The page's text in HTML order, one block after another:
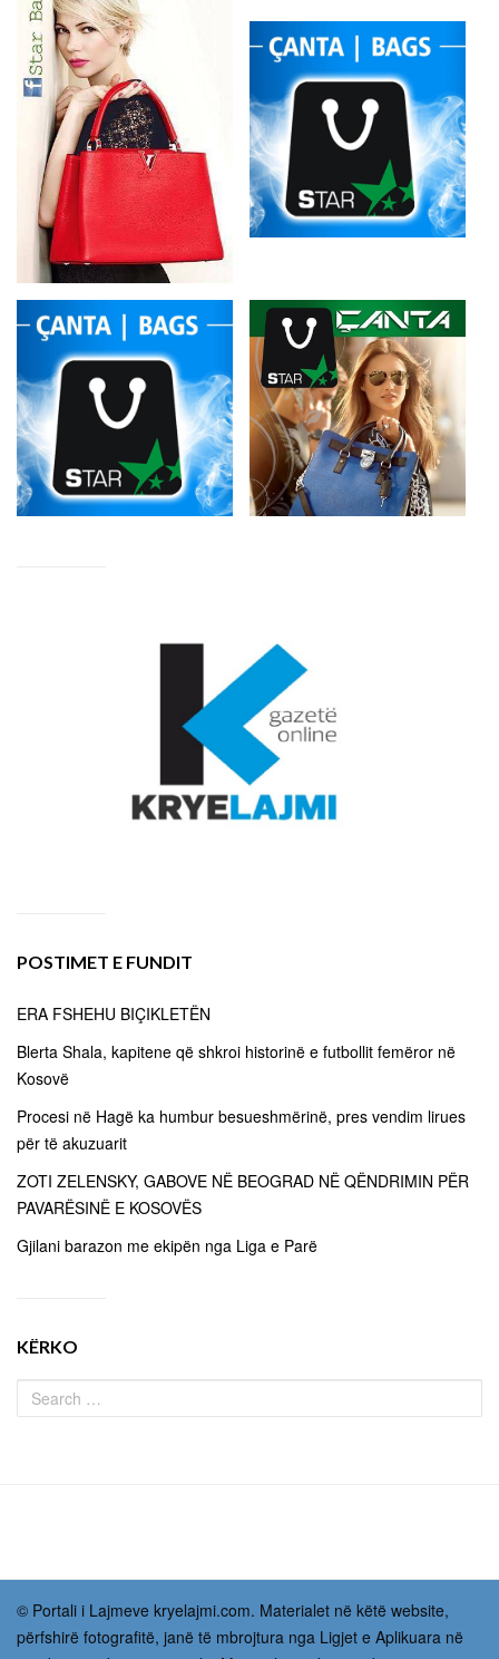
POSTIMET E FUNDIT
ERA FSHEHU BIÇIKLETËN
Blerta Shala, kapitene që shkroi historinë e futbollit femëror në
Kosovë
Procesi në Hagë ka humbur besueshmërinë, pres vendim lirues
për të akuzuarit
ZOTI ZELENSKY, GABOVE NË BEOGRAD NË QËNDRIMIN PËR
PAVARËSINË E KOSOVËS
Gjilani barazon me ekipën nga Liga e Parë
KËRKO
© Portali i Lajmeve kryelajmi.com. Materialet në këtë website,
përfshirë fotografitë, janë të mbrojtura nga Ligjet e Aplikuara në